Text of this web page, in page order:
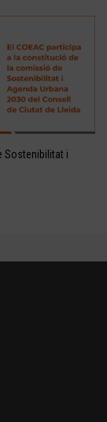
Sostenibilitat i